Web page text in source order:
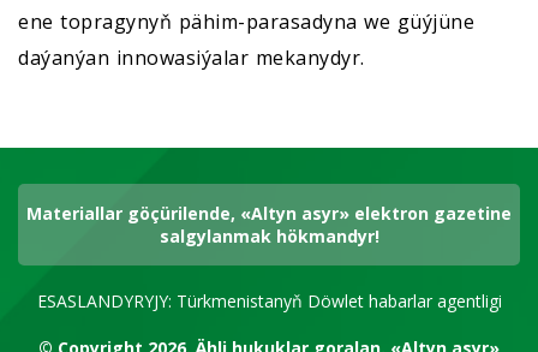
ene topragynyň pähim-parasadyna we güýjüne
daýanýan innowasiýalar mekanydyr.
Materiallar göçürilende, «Altyn asyr» elektron gazetine
salgylanmak hökmandyr!
ESASLANDYRYJY: Türkmenistanyň Döwlet habarlar agentligi